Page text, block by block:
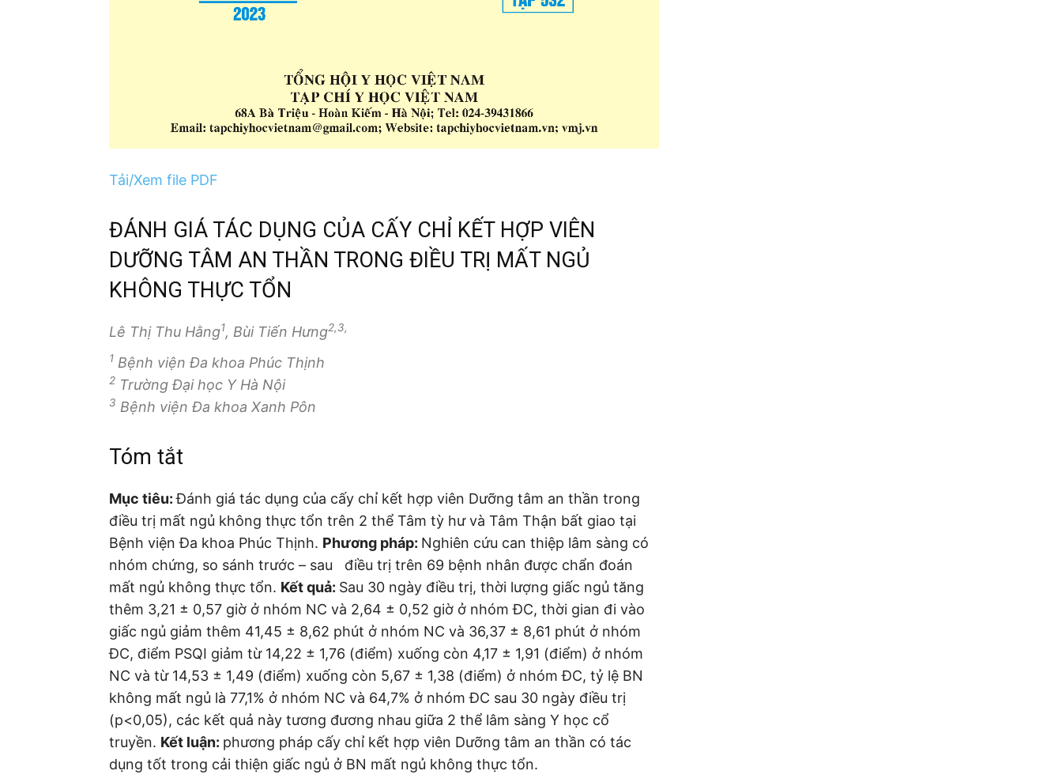
Tải/Xem file PDF
ĐÁNH GIÁ TÁC DỤNG CỦA CẤY CHỈ KẾT HỢP VIÊN
DƯỠNG TÂM AN THẦN TRONG ĐIỀU TRỊ MẤT NGỦ
KHÔNG THỰC TỔN
Lê Thị Thu Hằng1, Bùi Tiến Hưng2,3,
1 Bệnh viện Đa khoa Phúc Thịnh
2 Trường Đại học Y Hà Nội
3 Bệnh viện Đa khoa Xanh Pôn
Tóm tắt
Mục tiêu:Đánh giá tác dụng của cấy chỉ kết hợp viên Dưỡng tâm an thần trong
điều trị mất ngủ không thực tổn trên 2 thể Tâm tỳ hư và Tâm Thận bất giao tại
Bệnh viện Đa khoa Phúc Thịnh. Phương pháp: Nghiên cứu can thiệp lâm sàng có
nhóm chứng, so sánh trước – sau điều trị trên 69 bệnh nhân được chẩn đoán
mất ngủ không thực tổn. Kết quả: Sau 30 ngày điều trị, thời lượng giấc ngủ tăng
thêm 3,21 ± 0,57 giờ ở nhóm NC và 2,64 ± 0,52 giờ ở nhóm ĐC, thời gian đi vào
giấc ngủ giảm thêm 41,45 ± 8,62 phút ở nhóm NC và 36,37 ± 8,61 phút ở nhóm
ĐC, điểm PSQI giảm từ 14,22 ± 1,76 (điểm) xuống còn 4,17 ± 1,91 (điểm) ở nhóm
NC và từ 14,53 ± 1,49 (điểm) xuống còn 5,67 ± 1,38 (điểm) ở nhóm ĐC, tỷ lệ BN
không mất ngủ là 77,1% ở nhóm NC và 64,7% ở nhóm ĐC sau 30 ngày điều trị
(p<0,05), các kết quả này tương đương nhau giữa 2 thể lâm sàng Y học cổ
truyền. Kết luận: phương pháp cấy chỉ kết hợp viên Dưỡng tâm an thần có tác
dụng tốt trong cải thiện giấc ngủ ở BN mất ngủ không thực tổn.